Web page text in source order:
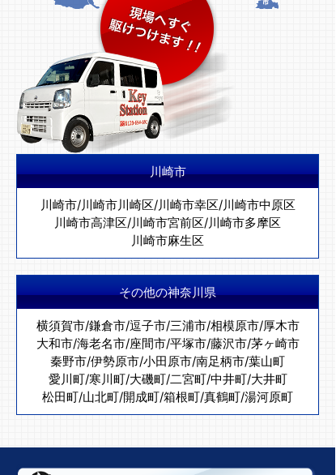
川崎市
川崎市/川崎市川崎区/川崎市幸区/川崎市中原区
川崎市高津区/川崎市宮前区/川崎市多摩区
川崎市麻生区
その他の神奈川県
横須賀市/鎌倉市/逗子市/三浦市/相模原市/厚木市
大和市/海老名市/座間市/平塚市/藤沢市/茅ヶ崎市
秦野市/伊勢原市/小田原市/南足柄市/葉山町
愛川町/寒川町/大磯町/二宮町/中井町/大井町
松田町/山北町/開成町/箱根町/真鶴町/湯河原町